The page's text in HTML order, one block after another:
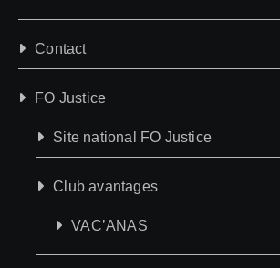
Contact
FO Justice
Site national FO Justice
Club avantages
VAC’ANAS